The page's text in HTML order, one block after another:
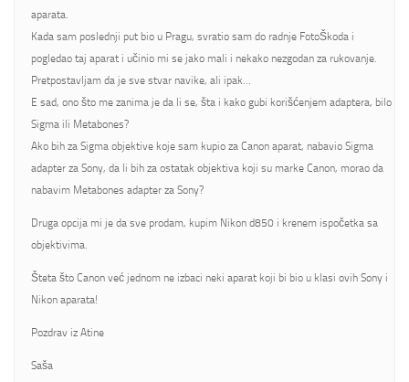
aparata.
Kada sam poslednji put bio u Pragu, svratio sam do radnje FotoŠkoda i
pogledao taj aparat i učinio mi se jako mali i nekako nezgodan za rukovanje.
Pretpostavljam da je sve stvar navike, ali ipak…
E sad, ono što me zanima je da li se, šta i kako gubi korišćenjem adaptera, bilo
Sigma ili Metabones?
Ako bih za Sigma objektive koje sam kupio za Canon aparat, nabavio Sigma
adapter za Sony, da li bih za ostatak objektiva koji su marke Canon, morao da
nabavim Metabones adapter za Sony?
Druga opcija mi je da sve prodam, kupim Nikon d850 i krenem ispočetka sa
objektivima.
Šteta što Canon već jednom ne izbaci neki aparat koji bi bio u klasi ovih Sony i
Nikon aparata!
Pozdrav iz Atine
Saša